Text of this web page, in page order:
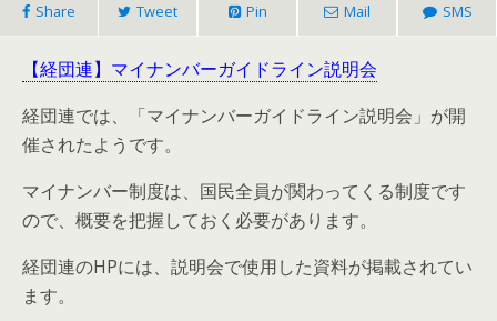
Share Tweet Pin Mail SMS
【経団連】マイナンバーガイドライン説明会
経団連では、「マイナンバーガイドライン説明会」が開
催されたようです。
マイナンバー制度は、国民全員が関わってくる制度です
ので、概要を把握しておく必要があります。
経団連のHPには、説明会で使用した資料が掲載されてい
ます。